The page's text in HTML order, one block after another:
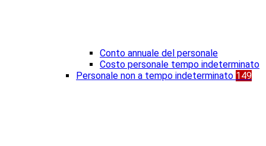
Conto annuale del personale
Costo personale tempo indeterminato
Personale non a tempo indeterminato 149